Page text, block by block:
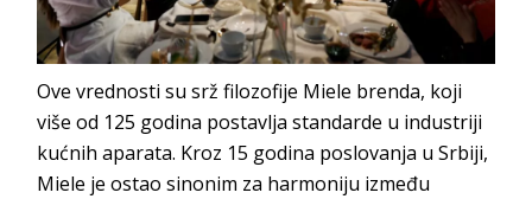
Ove vrednosti su srž filozofije Miele brenda, koji
više od 125 godina postavlja standarde u industriji
kućnih aparata. Kroz 15 godina poslovanja u Srbiji,
Miele je ostao sinonim za harmoniju između